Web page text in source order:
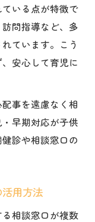
いる点が特徴で
問指導など、多
ています。こう
安心して育児に
事を遠慮なく相
早期対応が子供
診や相談窓口の
用方法
相談窓口が複数